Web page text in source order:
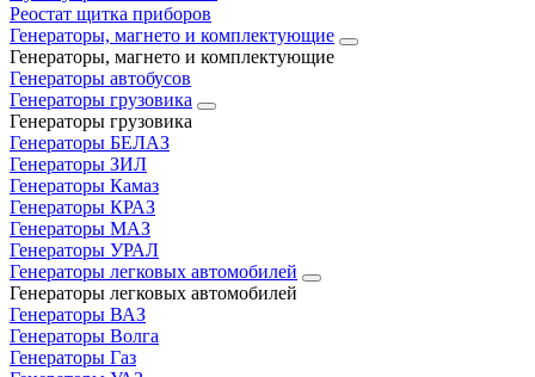
Реостат щитка приборов
Генераторы, магнето и комплектующие
Генераторы, магнето и комплектующие
Генераторы автобусов
Генераторы грузовика
Генераторы грузовика
Генераторы БЕЛАЗ
Генераторы ЗИЛ
Генераторы Камаз
Генераторы КРАЗ
Генераторы МАЗ
Генераторы УРАЛ
Генераторы легковых автомобилей
Генераторы легковых автомобилей
Генераторы ВАЗ
Генераторы Волга
Генераторы Газ